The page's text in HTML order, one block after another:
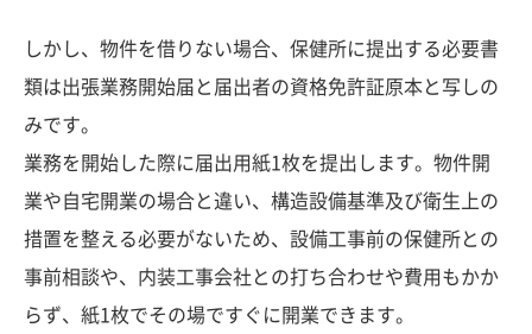
しかし、物件を借りない場合、保健所に提出する必要書
類は出張業務開始届と届出者の資格免許証原本と写しの
みです。
業務を開始した際に届出用紙1枚を提出します。物件開
業や自宅開業の場合と違い、構造設備基準及び衛生上の
措置を整える必要がないため、設備工事前の保健所との
事前相談や、内装工事会社との打ち合わせや費用もかか
らず、紙1枚でその場ですぐに開業できます。